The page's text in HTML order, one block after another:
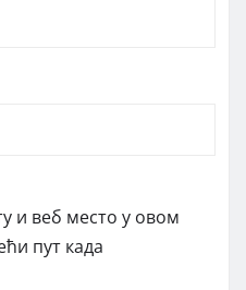
и веб место у овом
пут када